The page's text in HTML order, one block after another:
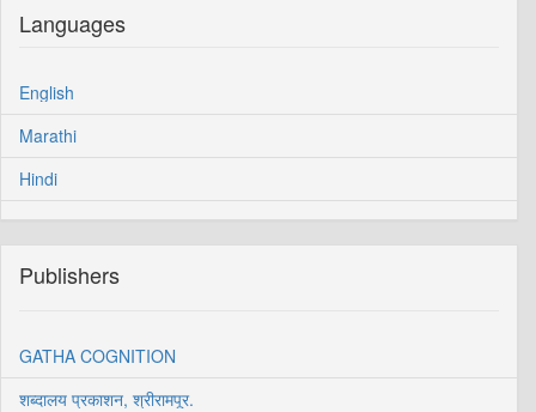
Languages
English
Marathi
Hindi
Publishers
GATHA COGNITION
शब्दालय प्रकाशन, श्रीरामपूर.